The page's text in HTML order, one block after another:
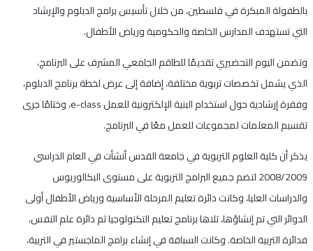
بالطفولة المبكرة في فلسطين، من خلال تأسيس برامج الدبلوم والإرشاد
التي تستهدف المدارس الخاصة والحكومية ورياض الأطفال.
وتضمن اليوم التحضيري تقديمًا للطاقم الجامعي المشرف على البرنامج،
الذي يشمل تخصصات تربوية مختلفة، إضافة إلى عرض لخطة برنامج الدبلوم،
وفقرة إرشادية حول استخدام البنية الإلكترونية للعمل e-class، وختامًا جرى
تقسيم المعلمات لمجموعات للعمل معًا في البرنامج.
يذكر أن كلية العلوم التربوية في جامعة القدس أنشأت في العام الدراسي
2008/2009 لتضم جميع البرامج التربوية على مستوى البكالوريوس
والدراسات العليا، وكانت دائرة تعليم المرحلة الأساسية ورياض الأطفال أولى
الدوائر التي تم إنشاؤها، تلاها برنامج تعليم التكنولوجيا ثم دائرة علم النفس،
فدائرة التربية الخاصة. وكانت السباقة في إنشاء برامج الماجستير في التربية،